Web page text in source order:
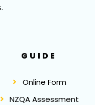
GUIDE
Online Form
NZQA Assessment